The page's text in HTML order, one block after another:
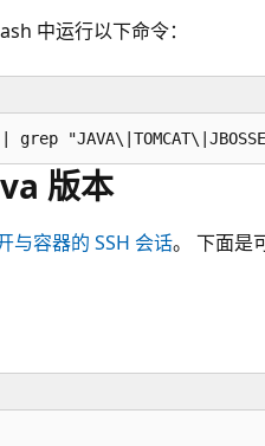
中运行以下命令：
版本
与容器的 SSH 会话。 下面是